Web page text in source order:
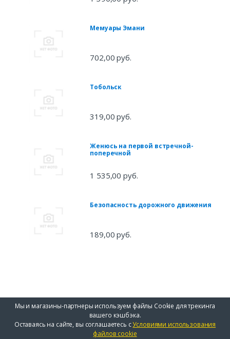
Мемуары Эмани
702,00 руб.
Тобольск
319,00 руб.
Женюсь на первой встречной-
поперечной
1 535,00 руб.
Безопасность дорожного движения
189,00 руб.
Мы и магазины-партнеры используем файлы Cookie для трекинга
вашего кэшбэка.
Оставаясь на сайте, вы соглашаетесь сУсловиями использования
файлов cookie